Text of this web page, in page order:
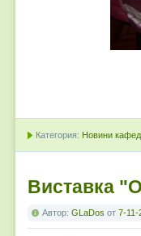
Категория: Новини
Виставка
Автор: GLaDos от 7-11-